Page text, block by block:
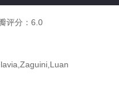
评分： 6.0